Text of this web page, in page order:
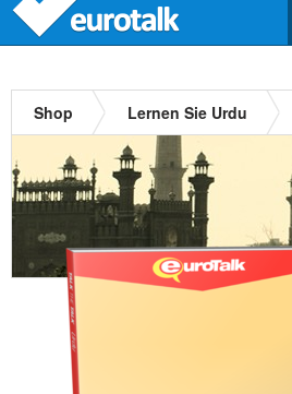
Shop Lernen Sie Urdu